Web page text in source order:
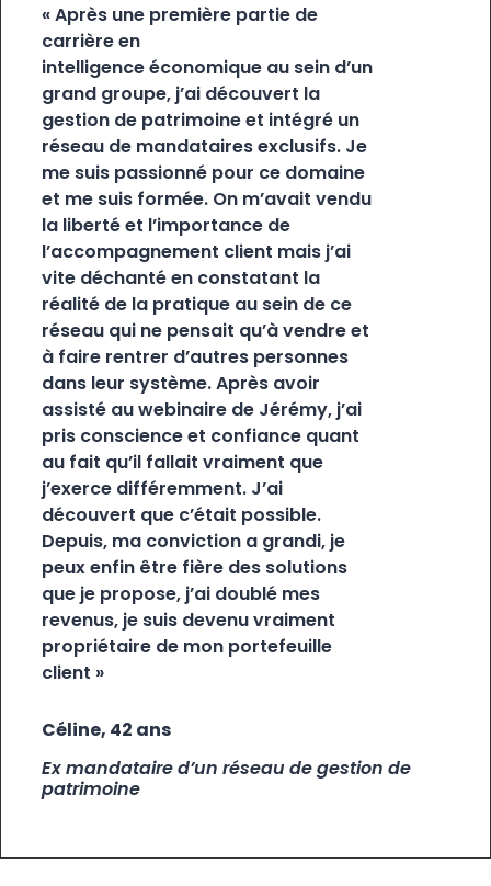
« Après une première partie de
carrière en
intelligence économique au sein d’un
grand groupe, j’ai découvert la
gestion de patrimoine et intégré un
réseau de mandataires exclusifs. Je
me suis passionné pour ce domaine
et me suis formée. On m’avait vendu
la liberté et l’importance de
l’accompagnement client mais j’ai
vite déchanté en constatant la
réalité de la pratique au sein de ce
réseau qui ne pensait qu’à vendre et
à faire rentrer d’autres personnes
dans leur système. Après avoir
assisté au webinaire de Jérémy, j’ai
pris conscience et confiance quant
au fait qu’il fallait vraiment que
j’exerce différemment. J’ai
découvert que c’était possible.
Depuis, ma conviction a grandi, je
peux enfin être fière des solutions
que je propose, j’ai doublé mes
revenus, je suis devenu vraiment
propriétaire de mon portefeuille
client »
Céline, 42 ans
Ex mandataire d’un réseau de gestion de
patrimoine